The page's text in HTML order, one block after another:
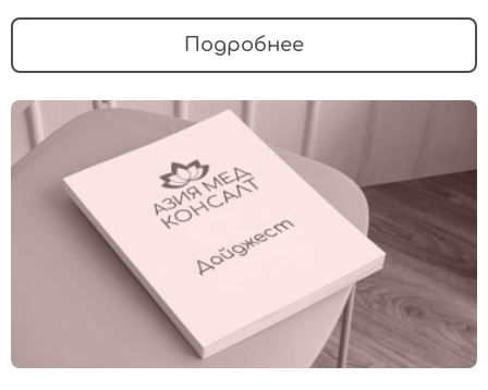
регистрационным удостоверениям
Подробнее